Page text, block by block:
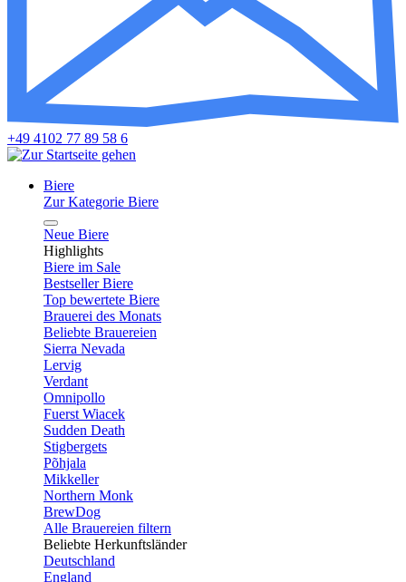
+49 4102 77 89 58 6
Biere
Zur Kategorie Biere
Neue Biere
Highlights
Biere im Sale
Bestseller Biere
Top bewertete Biere
Brauerei des Monats
Beliebte Brauereien
Sierra Nevada
Lervig
Verdant
Omnipollo
Fuerst Wiacek
Sudden Death
Stigbergets
Põhjala
Mikkeller
Northern Monk
BrewDog
Alle Brauereien filtern
Beliebte Herkunftsländer
Deutschland
England